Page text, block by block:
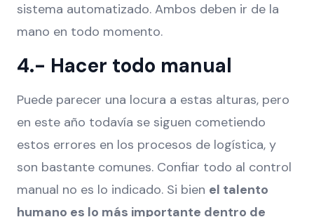
sistema automatizado. Ambos deben ir de la
mano en todo momento.
4.- Hacer todo manual
Puede parecer una locura a estas alturas, pero
en este año todavía se siguen cometiendo
estos errores en los procesos de logística, y
son bastante comunes. Confiar todo al control
manual no es lo indicado. Si bien el talento
humano es lo más importante dentro de